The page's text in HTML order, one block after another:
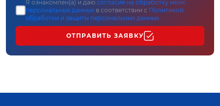
Я ознакомлен(а) и даю согласие на обработку моих
персональных данных в соответствии с Политикой
обработки и защиты персональных данных
ОТПРАВИТЬ ЗАЯВКУ